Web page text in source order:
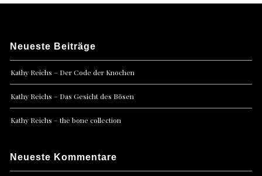
Neueste Beiträge
Kathy Reichs – Der Code der Knochen
Kathy Reichs – Das Gesicht des Bösen
Kathy Reichs – the bone collection
Neueste Kommentare